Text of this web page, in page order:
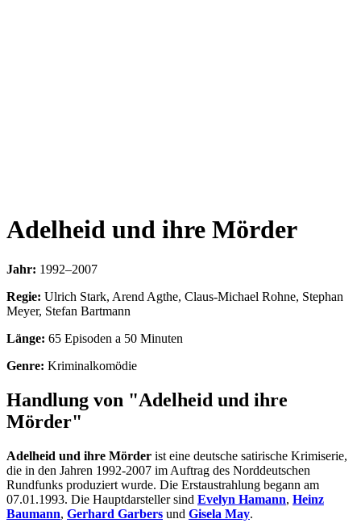
Adelheid und ihre Mörder
Jahr: 1992–2007
Regie: Ulrich Stark, Arend Agthe, Claus-Michael Rohne, Stephan
Meyer, Stefan Bartmann
Länge: 65 Episoden a 50 Minuten
Genre: Kriminalkomödie
Handlung von "Adelheid und ihre
Mörder"
Adelheid und ihre Mörder ist eine deutsche satirische Krimiserie,
die in den Jahren 1992-2007 im Auftrag des Norddeutschen
Rundfunks produziert wurde. Die Erstaustrahlung begann am
07.01.1993. Die Hauptdarsteller sind Evelyn Hamann, Heinz
Baumann, Gerhard Garbers und Gisela May.